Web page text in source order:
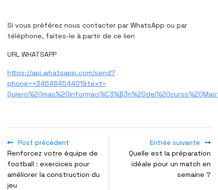
Si vous préférez nous contacter par WhatsApp ou par
téléphone, faites-le à partir de ce lien
URL WHATSAPP
https://api.whatsapp.com/send?
phone=+34648454401&text=
Post précédent
Renforcez votre équipe de
football : exercices pour
améliorer la construction du
jeu
Entrée suivante
Quelle est la préparation
idéale pour un match en
semaine ?